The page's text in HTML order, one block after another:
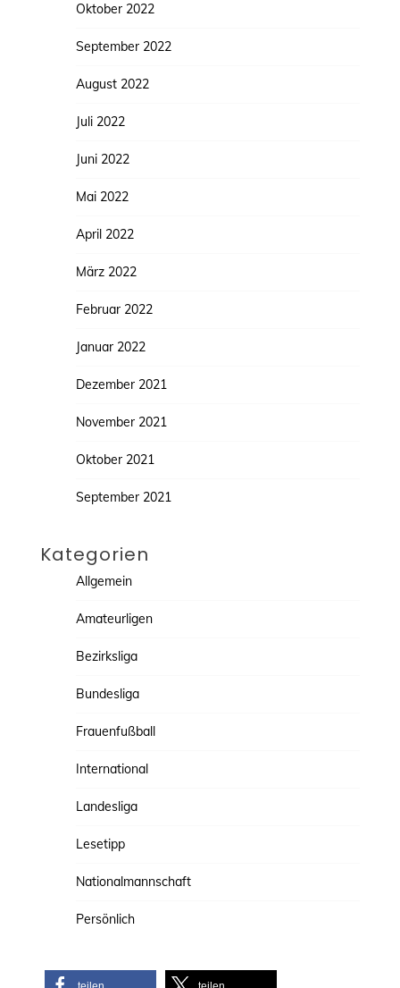
Oktober 2022
September 2022
August 2022
Juli 2022
Juni 2022
Mai 2022
April 2022
März 2022
Februar 2022
Januar 2022
Dezember 2021
November 2021
Oktober 2021
September 2021
Kategorien
Allgemein
Amateurligen
Bezirksliga
Bundesliga
Frauenfußball
International
Landesliga
Lesetipp
Nationalmannschaft
Persönlich